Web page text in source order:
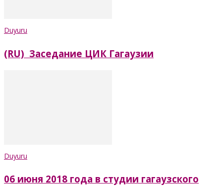
Duyuru
(RU) Заседание ЦИК Гагаузии
Duyuru
06 июня 2018 года в студии гагаузского